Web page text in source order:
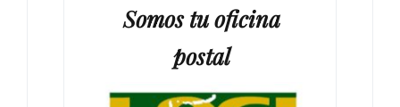
Somos tu oficina
postal